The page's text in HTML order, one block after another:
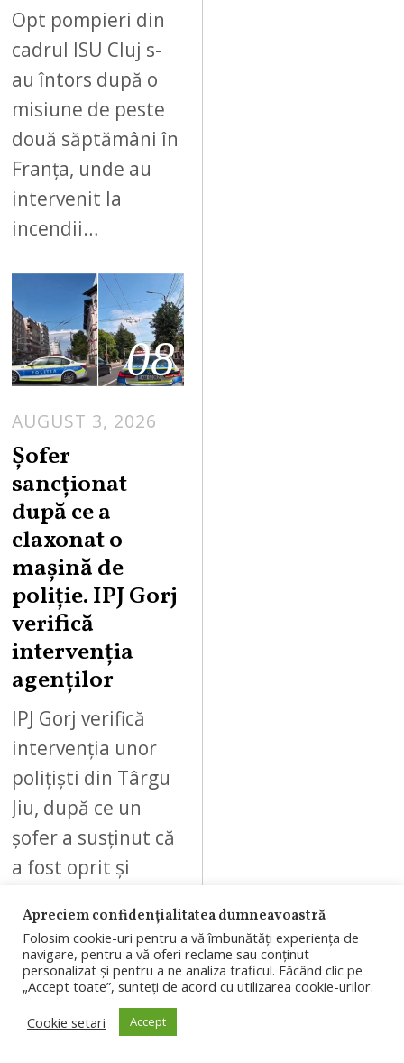
Opt pompieri din
cadrul ISU Cluj s-
au întors după o
misiune de peste
două săptămâni în
Franța, unde au
intervenit la
incendii…
08
AUGUST 3, 2026
Șofer
sancționat
după ce a
claxonat o
mașină de
poliție. IPJ Gorj
verifică
intervenția
agenților
IPJ Gorj verifică
intervenția unor
polițiști din Târgu
Jiu, după ce un
șofer a susținut că
a fost oprit și
deoarece…
Apreciem confidențialitatea dumneavoastră
Folosim cookie-uri pentru a vă îmbunătăți experiența de
navigare, pentru a vă oferi reclame sau conținut
personalizat și pentru a ne analiza traficul. Făcând clic pe
„Accept toate”, sunteți de acord cu utilizarea cookie-urilor.
Cookie setari
Accept